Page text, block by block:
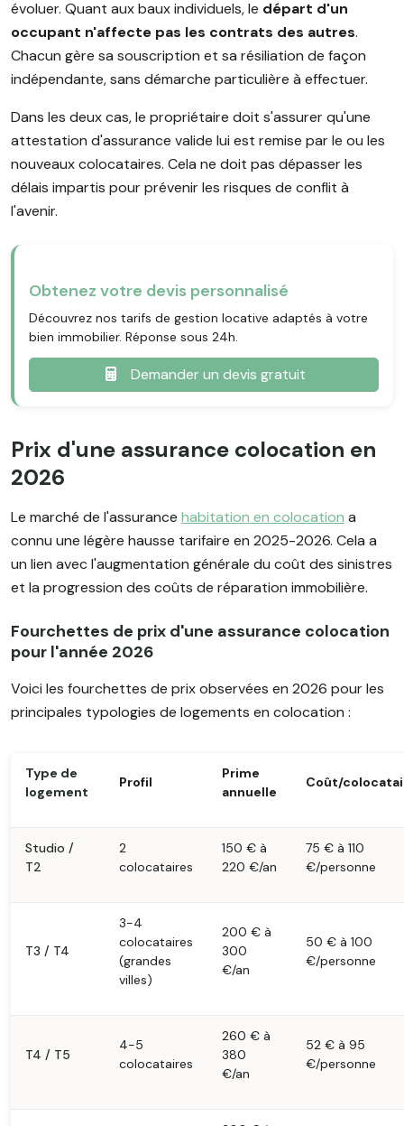
évoluer. Quant aux baux individuels, le départ d'un
occupant n'affecte pas les contrats des autres.
Chacun gère sa souscription et sa résiliation de façon
indépendante, sans démarche particulière à effectuer.
Dans les deux cas, le propriétaire doit s'assurer qu'une
attestation d'assurance valide lui est remise par le ou les
nouveaux colocataires. Cela ne doit pas dépasser les
délais impartis pour prévenir les risques de conflit à
l'avenir.
Obtenez votre devis personnalisé
Découvrez nos tarifs de gestion locative adaptés à votre
bien immobilier. Réponse sous 24h.
Demander un devis gratuit
Prix d'une assurance colocation en
2026
Le marché de l'assurance habitation en colocation a
connu une légère hausse tarifaire en 2025-2026. Cela a
un lien avec l'augmentation générale du coût des sinistres
et la progression des coûts de réparation immobilière.
Fourchettes de prix d'une assurance colocation
pour l'année 2026
Voici les fourchettes de prix observées en 2026 pour les
principales typologies de logements en colocation :
Type de
logement
Profil
Prime
annuelle
Coût/
Studio /
T2
2
colocataires
150 € à
220 €/an
75 € à 110
€/personne
T3 / T4
3-4
colocataires
(grandes
villes)
200 € à
300
€/an
50 € à 100
€/personne
T4 / T5
4-5
colocataires
260 € à
380
€/an
52 € à 95
€/personne